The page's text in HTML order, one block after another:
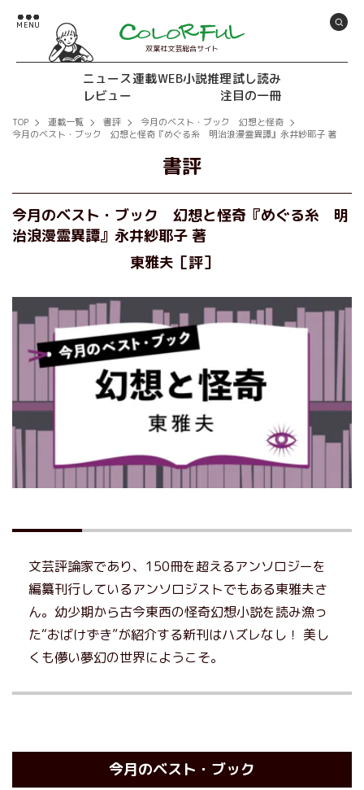
双葉社文芸総合サイト
ニュース連載WEB小説推理試し読み
レビュー
注目の一冊
TOP 連載一覧 書評
今月のベスト・ブック 幻想と怪奇
今月のベスト・ブック 幻想と怪奇『めぐる糸 明治浪漫霊異譚』永井紗耶子 著
書評
今月のベスト・ブック 幻想と怪奇『めぐる糸 明
治浪漫霊異譚』永井紗耶子 著
東雅夫［評］
文芸評論家であり、150冊を超えるアンソロジーを
編纂刊行しているアンソロジストでもある東雅夫さ
ん。幼少期から古今東西の怪奇幻想小説を読み漁っ
た“おばけずき”が紹介する新刊はハズレなし！ 美し
くも儚い夢幻の世界にようこそ。
今月のベスト・ブック